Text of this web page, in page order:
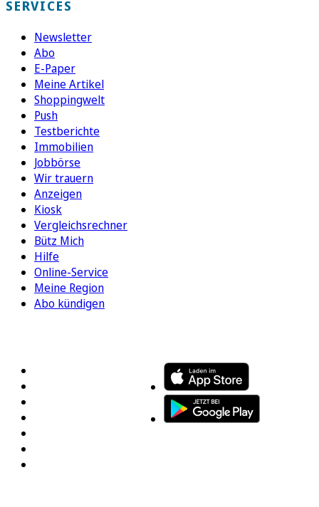
SERVICES
Newsletter
Abo
E-Paper
Meine Artikel
Shoppingwelt
Push
Testberichte
Immobilien
Jobbörse
Wir trauern
Anzeigen
Kiosk
Vergleichsrechner
Bütz Mich
Hilfe
Online-Service
Meine Region
Abo kündigen